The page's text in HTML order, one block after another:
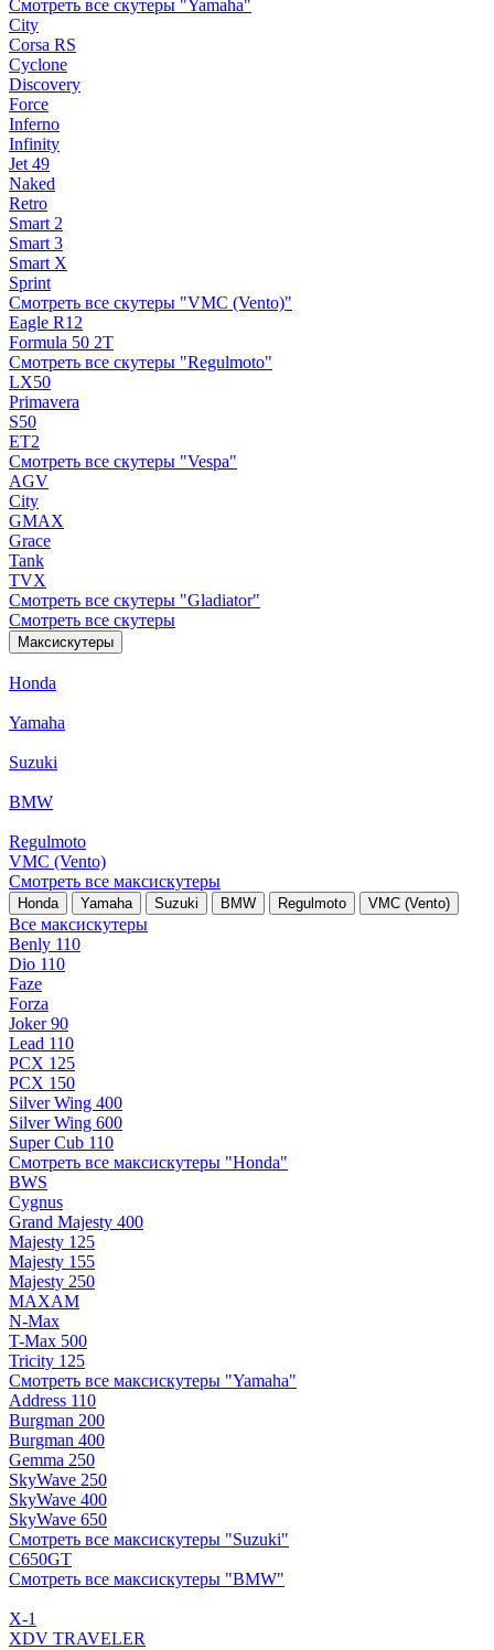
Смотреть все скутеры "Yamaha"
City
Corsa RS
Cyclone
Discovery
Force
Inferno
Infinity
Jet 49
Naked
Retro
Smart 2
Smart 3
Smart X
Sprint
Смотреть все скутеры "VMC (Vento)"
Eagle R12
Formula 50 2Т
Смотреть все скутеры "Regulmoto"
LX50
Primavera
S50
ET2
Смотреть все скутеры "Vespa"
AGV
City
GMAX
Grace
Tank
TVX
Смотреть все скутеры "Gladiator"
Смотреть все скутеры
Максискутеры
Honda
Yamaha
Suzuki
BMW
Regulmoto
VMC (Vento)
Смотреть все максискутеры
Honda Yamaha Suzuki BMW Regulmoto VMC (Vento)
Все максискутеры
Benly 110
Dio 110
Faze
Forza
Joker 90
Lead 110
PCX 125
PCX 150
Silver Wing 400
Silver Wing 600
Super Cub 110
Смотреть все максискутеры "Honda"
BWS
Cygnus
Grand Majesty 400
Majesty 125
Majesty 155
Majesty 250
MAXAM
N-Max
T-Max 500
Tricity 125
Смотреть все максискутеры "Yamaha"
Address 110
Burgman 200
Burgman 400
Gemma 250
SkyWave 250
SkyWave 400
SkyWave 650
Смотреть все максискутеры "Suzuki"
C650GT
Смотреть все максискутеры "BMW"
X-1
XDV TRAVELER